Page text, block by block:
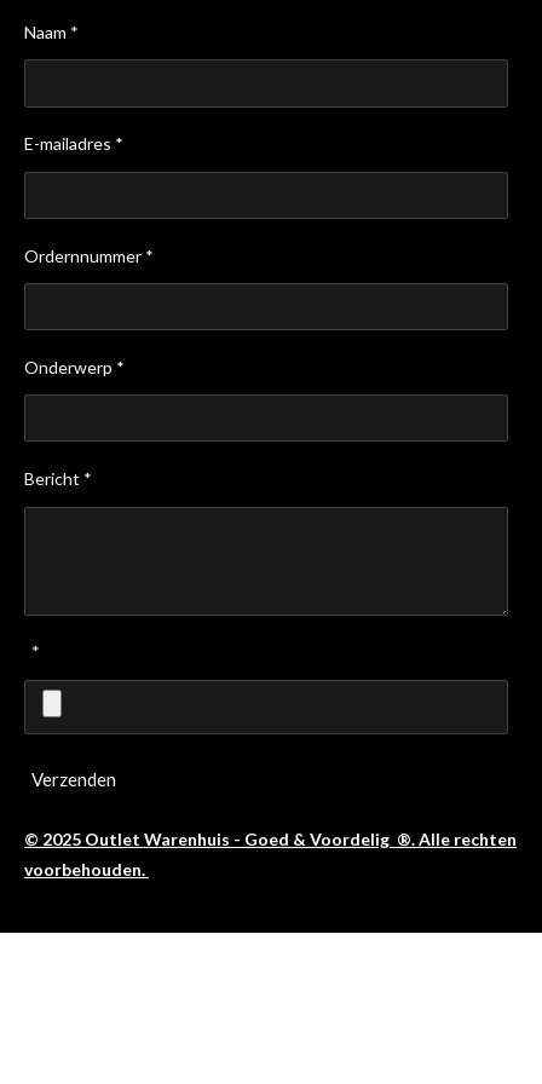
Naam *
E-mailadres *
Ordernnummer *
Onderwerp *
Bericht *
*
Verzenden
© 2025 Outlet Warenhuis - Goed & Voordelig ®. Alle rechten
voorbehouden.